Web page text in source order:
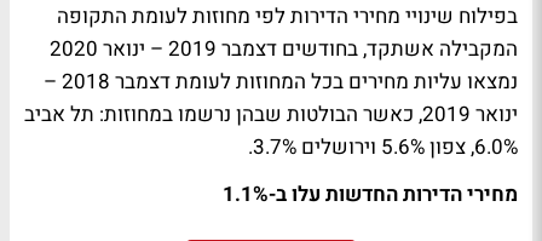
בפילוח שינויי מחירי הדירות לפי מחוזות לעומת התקופה
המקבילה אשתקד, בחודשים דצמבר 2019 – ינואר 2020
נמצאו עליות מחירים בכל המחוזות לעומת דצמבר 2018 –
ינואר 2019, כאשר הבולטות שבהן נרשמו במחוזות: תל אביב
6.0%, צפון 5.6% וירושלים 3.7%.
מחירי הדירות החדשות עלו ב-1.1%